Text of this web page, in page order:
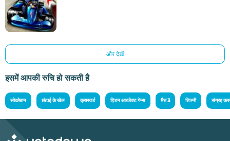
और देखें
इसमें आपकी रुचि हो सकती है
सोकोबान छंटाई के खेल क्रास्वर्ड हिडन आब्जेक्ट गेम्स मैच 3 डिज्नी संग्रह